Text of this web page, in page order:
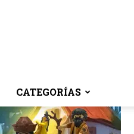
CATEGORÍAS